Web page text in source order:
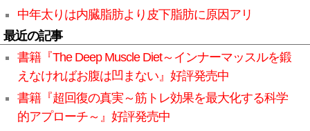
中年太りは内臓脂肪より皮下脂肪に原因アリ
最近の記事
書籍『The Deep Muscle Diet～インナーマッスルを鍛
えなければお腹は凹まない』好評発売中
書籍『超回復の真実～筋トレ効果を最大化する科学
的アプローチ～』好評発売中